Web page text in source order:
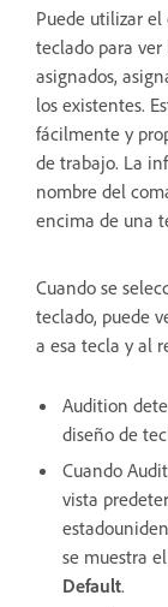
Puede utilizar
teclado para ver
asignados,
los existentes.
fácilmente y
de trabajo. La
nombre del
encima de una
Cuando se
teclado, puede
a esa tecla y al
Audition
diseño de
Cuando
vista
se muestra
Default.